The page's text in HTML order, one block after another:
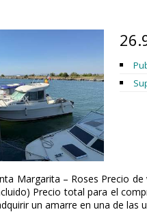
Margarita – Roses Precio
Precio total para el
un amarre en una de las